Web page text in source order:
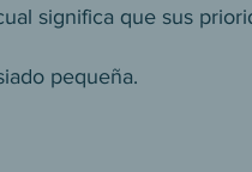
significa que sus
pequeña.